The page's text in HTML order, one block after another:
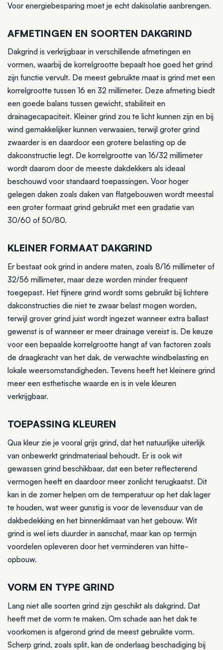
Voor energiebesparing moet je echt dakisolatie aanbrengen.
AFMETINGEN EN SOORTEN DAKGRIND
Dakgrind is verkrijgbaar in verschillende afmetingen en
vormen, waarbij de korrelgrootte bepaalt hoe goed het grind
zijn functie vervult. De meest gebruikte maat is grind met een
korrelgrootte tussen 16 en 32 millimeter. Deze afmeting biedt
een goede balans tussen gewicht, stabiliteit en
drainagecapaciteit. Kleiner grind zou te licht kunnen zijn en bij
wind gemakkelijker kunnen verwaaien, terwijl groter grind
zwaarder is en daardoor een grotere belasting op de
dakconstructie legt. De korrelgrootte van 16/32 millimeter
wordt daarom door de meeste dakdekkers als ideaal
beschouwd voor standaard toepassingen. Voor hoger
gelegen daken zoals daken van flatgebouwen wordt meestal
een groter formaat grind gebruikt met een gradatie van
30/60 of 50/80.
KLEINER FORMAAT DAKGRIND
Er bestaat ook grind in andere maten, zoals 8/16 millimeter of
32/56 millimeter, maar deze worden minder frequent
toegepast. Het fijnere grind wordt soms gebruikt bij lichtere
dakconstructies die niet te zwaar belast mogen worden,
terwijl grover grind juist wordt ingezet wanneer extra ballast
gewenst is of wanneer er meer drainage vereist is. De keuze
voor een bepaalde korrelgrootte hangt af van factoren zoals
de draagkracht van het dak, de verwachte windbelasting en
lokale weersomstandigheden. Tevens heeft het kleinere grind
meer een esthetische waarde en is in vele kleuren
verkrijgbaar.
TOEPASSING KLEUREN
Qua kleur zie je vooral grijs grind, dat het natuurlijke uiterlijk
van onbewerkt grindmateriaal behoudt. Er is ook wit
gewassen grind beschikbaar, dat een beter reflecterend
vermogen heeft en daardoor meer zonlicht terugkaatst. Dit
kan in de zomer helpen om de temperatuur op het dak lager
te houden, wat weer gunstig is voor de levensduur van de
dakbedekking en het binnenklimaat van het gebouw. Wit
grind is wel iets duurder in aanschaf, maar kan op termijn
voordelen opleveren door het verminderen van hitte-
opbouw.
VORM EN TYPE GRIND
Lang niet alle soorten grind zijn geschikt als dakgrind. Dat
heeft met de vorm te maken. Om schade aan het dak te
voorkomen is afgerond grind de meest gebruikte vorm.
Scherp grind, zoals split, kan de onderlaag beschadiging bij